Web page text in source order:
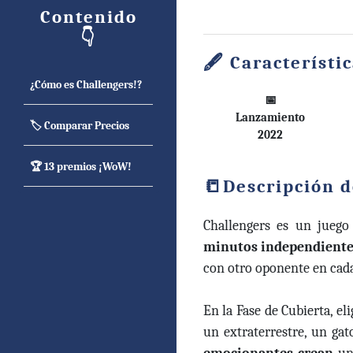
Contenido
👇
¿Cómo es Challengers!?
🏷️ Comparar Precios
🏆 13 premios ¡WoW!
📅
Lanzamiento
2022
Descripción
Challengers es un
minutos
con otro oponente en
En la Fase de Cubierta,
un extraterrestre, un